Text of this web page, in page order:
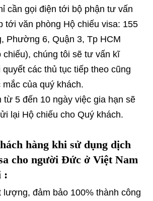
cần gọi điện tới bộ phận tư vấn
tới văn phòng Hộ chiếu visa: 155
Phường 6, Quận 3, Tp HCM
chiếu), chúng tôi sẽ tư vấn kĩ
quyết các thủ tục tiếp theo cũng
của quý khách.
từ 5 đến 10 ngày việc gia hạn sẽ
lại Hộ chiếu cho Quý khách.
hàng khi sử dụng dịch
cho người Đức ở Việt Nam
:
lượng, đảm bảo 100% thành công